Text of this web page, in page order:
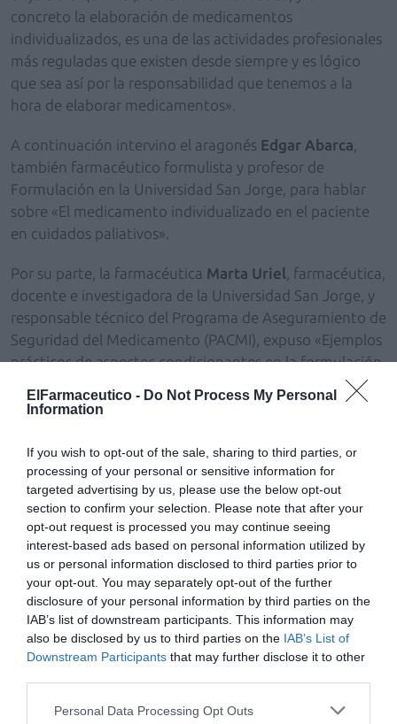
ElFarmaceutico - Do Not Process My Personal
Information
If you wish to opt-out of the sale, sharing to third parties, or
processing of your personal or sensitive information for
targeted advertising by us, please use the below opt-out
section to confirm your selection. Please note that after your
opt-out request is processed you may continue seeing
interest-based ads based on personal information utilized by
us or personal information disclosed to third parties prior to
your opt-out. You may separately opt-out of the further
disclosure of your personal information by third parties on the
IAB’s list of downstream participants. This information may
also be disclosed by us to third parties on the IAB’s List of
Downstream Participants that may further disclose it to other
Personal Data Processing Opt Outs
concreto la elaboración de medicamentos
individualizados, es una de las actividades profesionales
más reguladas que existen desde siempre y es lógico
que sea así por la responsabilidad que tenemos a la
hora de elaborar medicamentos».
A continuación intervino el aragonés Edgar Abarca
también farmacéutico formulista y profesor de
Formulación en la Universidad San Jorge, para hablar
sobre «El medicamento individualizado en el paciente
en cuidados paliativos».
Por su parte, la farmacéutica Marta Uriel , farmacéutica,
docente e investigadora de la Universidad San Jorge, y
responsable técnico del Programa de Aseguramiento de
Seguridad del Medicamento (PACMI), expuso «Ejemplos
prácticos de aspectos condicionantes en la formulación
programa –dijo– es un servicio de Transferencia en el
de Zaragoza para ofrecer un servicio de control de
calidad a los farmacéuticos formulistas, quienes con su
labor mejoran así la adherencia y la eficacia de los
tratamientos».